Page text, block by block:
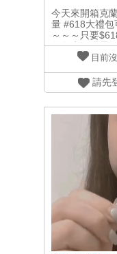
今天來開箱克
量 #618大禮包
～～～只要
化妝水、眼霜
～再送$618
@clarinstw#
618送
目前
請先